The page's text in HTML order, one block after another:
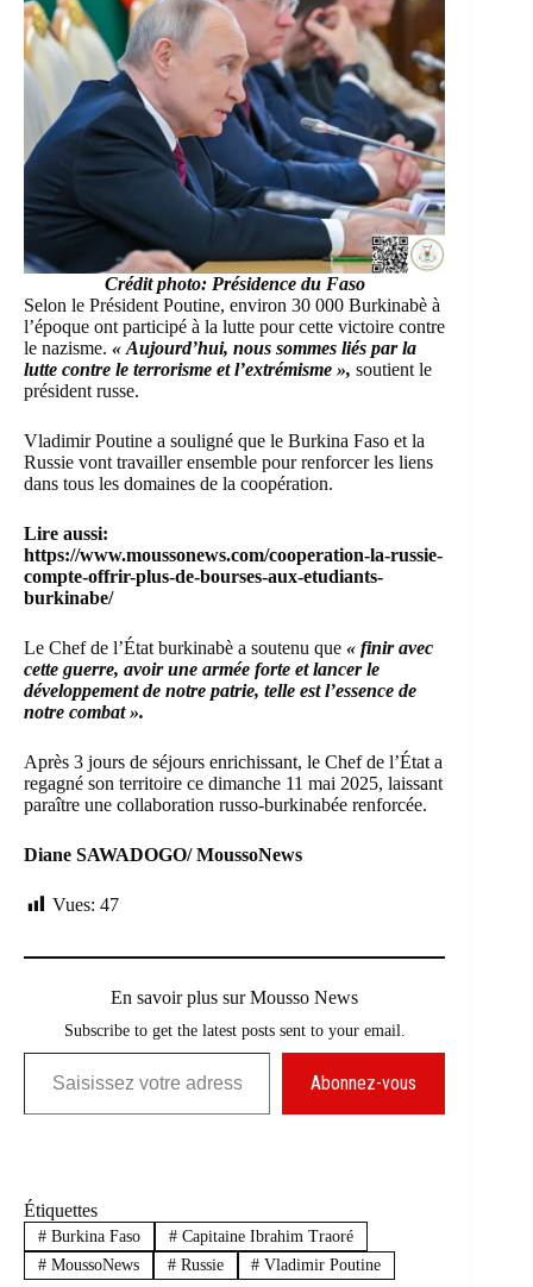
Crédit photo: Présidence du Faso
Selon le Président Poutine, environ 30 000 Burkinabè à
l’époque ont participé à la lutte pour cette victoire contre
le nazisme. « Aujourd’hui, nous sommes liés par la
lutte contre le terrorisme et l’extrémisme », soutient le
président russe.
Vladimir Poutine a souligné que le Burkina Faso et la
Russie vont travailler ensemble pour renforcer les liens
dans tous les domaines de la coopération.
Lire aussi:
https://www.moussonews.com/cooperation-la-russie-
compte-offrir-plus-de-bourses-aux-etudiants-
burkinabe/
Le Chef de l’État burkinabè a soutenu que « finir avec
cette guerre, avoir une armée forte et lancer le
développement de notre patrie, telle est l’essence de
notre combat ».
Après 3 jours de séjours enrichissant, le Chef de l’État a
regagné son territoire ce dimanche 11 mai 2025, laissant
paraître une collaboration russo-burkinabée renforcée.
Diane SAWADOGO/ MoussoNews
Vues: 47
En savoir plus sur Mousso News
Subscribe to get the latest posts sent to your email.
Saisissez votre adresse e-mail…
Abonnez-vous
Étiquettes
#Burkina Faso #Capitaine Ibrahim Traoré
#MoussoNews #Russie # Vladimir Poutine